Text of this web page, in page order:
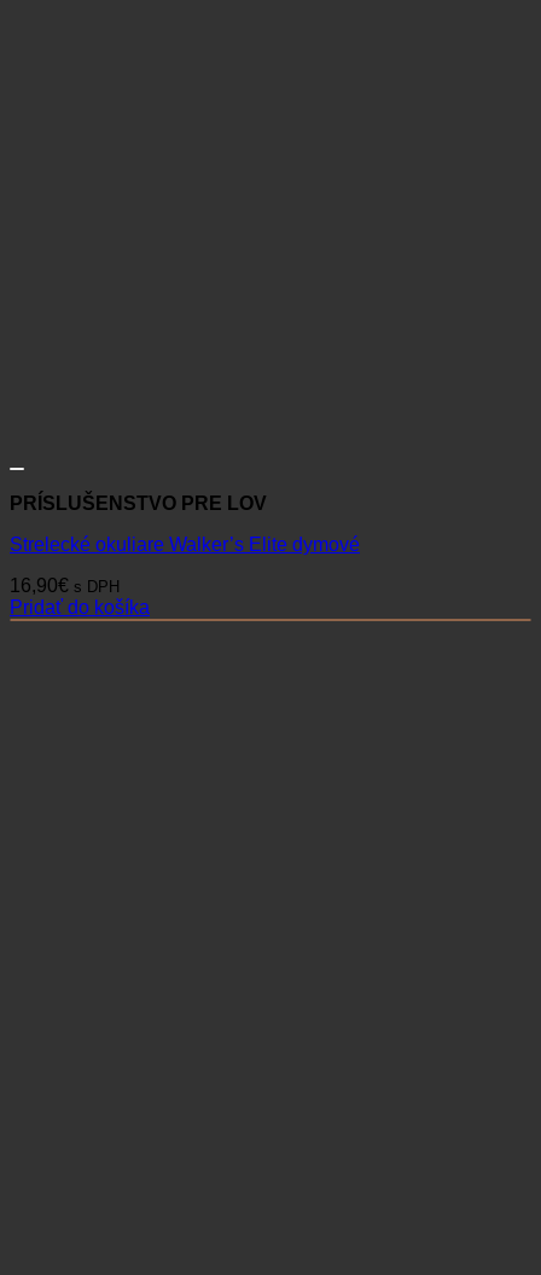
PRÍSLUŠENSTVO PRE LOV
Strelecké okuliare Walker’s Elite dymové
16,90€ s DPH
Pridať do košíka